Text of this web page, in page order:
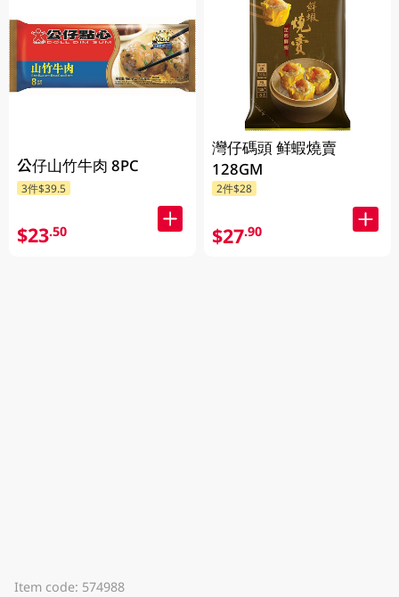
公仔山竹牛肉 8PC
3件$39.5
$23.50
灣仔碼頭 鲜蝦燒賣
128GM
2件$28
$27.90
Item code: 574988